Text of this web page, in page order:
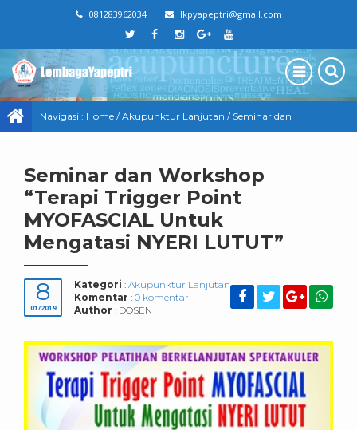
081283962034 lkpyapeptri@gmail.com
Navigasi : Home /Akupunktur Lanjutan / Seminar dan
Mengatasi NYERI LUTUT”
Seminar dan Workshop
“Terapi Trigger Point
MYOFASCIAL Untuk
Mengatasi NYERI LUTUT”
8
01/2019
Kategori : Akupunktur Lanjutan
Komentar : 0 komentar
Author : DOSEN